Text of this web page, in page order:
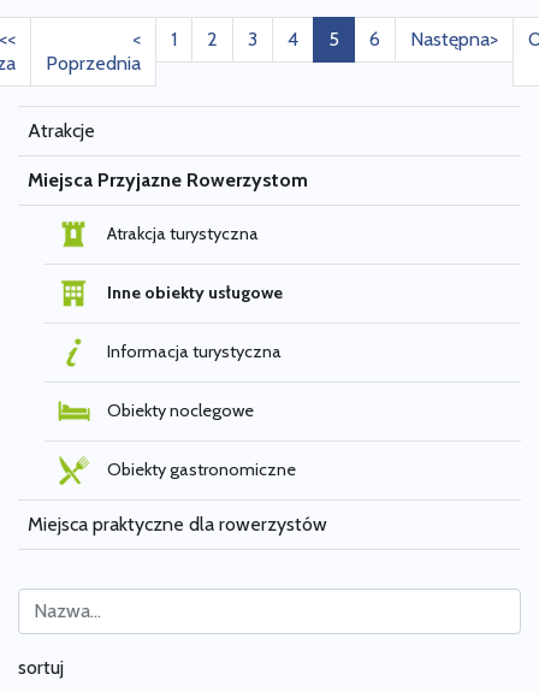
<
Poprzednia
1 2 3 4 5 6 Następna>
Atrakcje
Miejsca Przyjazne Rowerzystom
Atrakcja turystyczna
Inne obiekty usługowe
Informacja turystyczna
Obiekty noclegowe
Obiekty gastronomiczne
Miejsca praktyczne dla rowerzystów
sortuj